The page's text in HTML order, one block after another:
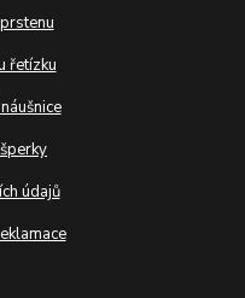
řetízku
údajů